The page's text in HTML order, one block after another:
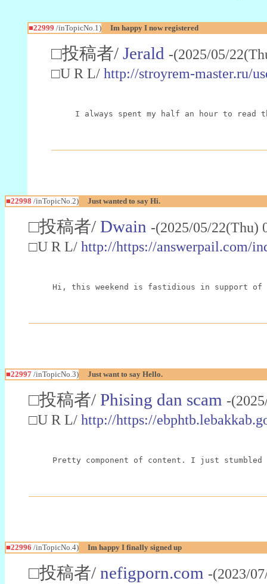
■22999 /inTopicNo.1) Im happy I now registered
□投稿者/ Jerald -(2025/05/
□U R L/ http://stroyrem-master.ru/
I always spent my half an hour to
■22998 /inTopicNo.2) Just wanted to say Hi.
□投稿者/ Dwain -(2025/05/
□U R L/ http://https://answerpail.com/
Hi, this weekend is fastidious in support of
■22997 /inTopicNo.3) Just want to say Hello.
□投稿者/ Phising dan scam -
□U R L/ http://https://
Pretty component of content. I just
■22996 /inTopicNo.4) Im happy I finally signed up
□投稿者/ nefigporn.com -(2023/